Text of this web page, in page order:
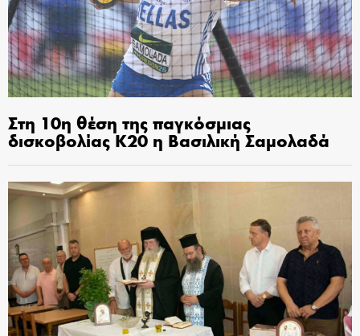
Στη 10η θέση της παγκόσμιας
δισκοβολίας Κ20 η Βασιλική Σαμολαδά